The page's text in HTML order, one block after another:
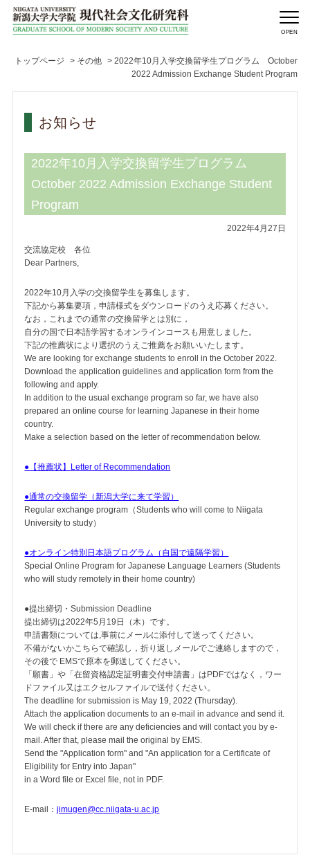
トップページ > その他 >2022年10月入学交換留学生プログラム October
2022 Admission Exchange Student Program
お知らせ
2022年10月入学交換留学生プログラム
October 2022 Admission Exchange Student
Program
2022年4月27日
交流協定校 各位
Dear Partners,
2022年10月入学の交換留学生を募集します。
下記から募集要項，申請様式をダウンロードのうえ応募ください。
なお，これまでの通常の交換留学とは別に，
自分の国で日本語学習するオンラインコースも用意しました。
下記の推薦状により選択のうえご推薦をお願いいたします。
We are looking for exchange students to enroll in the October 2022.
Download the application guidelines and application form from the
following and apply.
In addition to the usual exchange program so far, we have also
prepared an online course for learning Japanese in their home
country.
Make a selection based on the letter of recommendation below.
●【推薦状】Letter of Recommendation
●通常の交換留学（新潟大学に来て学習）
Regular exchange program（Students who will come to Niigata
University to study）
●オンライン特別日本語プログラム（自国で遠隔学習）
Special Online Program for Japanese Language Learners (Students
who will study remotely in their home country)
●提出締切・Submission Deadline
提出締切は2022年5月19日（木）です。
申請書類については,事前にメールに添付して送ってください。
不備がないかこちらで確認し，折り返しメールでご連絡しますので，
その後で EMSで原本を郵送してください。
「願書」や「在留資格認定証明書交付申請書」はPDFではなく，ワー
ドファイル又はエクセルファイルで送付ください。
The deadline for submission is May 19, 2022 (Thursday).
Attach the application documents to an e-mail in advance and send it.
We will check if there are any deficiencies and will contact you by e-
mail. After that, please mail the original by EMS.
Send the "Application form" and "An application for a Certificate of
Eligibility for Entry into Japan"
in a Word file or Excel file, not in PDF.
E-mail：jimugen@cc.niigata-u.ac.jp